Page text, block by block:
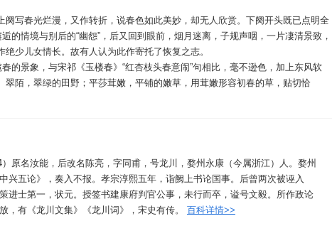
写春光烂漫，又作转折，说春色如此美妙，却无人欣赏。下阕开头既已点明全
的情境与别后的“幽怨”，后又回到眼前，烟月迷离，子规声咽，一片凄清景致，
少儿女情长。故有人认为此作寄托了恢复之志。
的景象，与宋祁《玉楼春》“红杏枝头春意闹”句相比，毫不逊色，加上东风软
翠陌，翠绿的田野；平莎茸嫩，平铺的嫩草，用茸嫩形容初春的草，贴切恰
原名汝能，后改名陈亮，字同甫，号龙川，婺州永康（今属浙江）人。婺州
兴五论》，奏入不报。孝宗淳熙五年，诣阙上书论国事。后曾两次被诬入
进士第一，状元。授签书建康府判官公事，未行而卒，谥号文毅。所作政论
，有《龙川文集》《龙川词》，宋史有传。
百科详情>>